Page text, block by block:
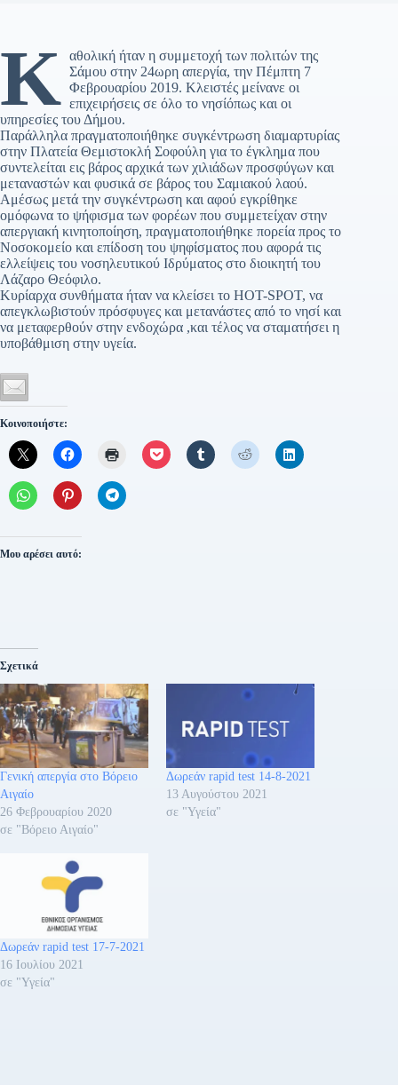
Κ αθολική ήταν η συμμετοχή των πολιτών της
Σάμου στην 24ωρη απεργία, την Πέμπτη 7
Φεβρουαρίου 2019. Κλειστές μείνανε οι
επιχειρήσεις σε όλο το νησίόπως και οι
υπηρεσίες του Δήμου.
Παράλληλα πραγματοποιήθηκε συγκέντρωση διαμαρτυρίας
στην Πλατεία Θεμιστοκλή Σοφούλη για το έγκλημα που
συντελείται εις βάρος αρχικά των χιλιάδων προσφύγων και
μεταναστών και φυσικά σε βάρος του Σαμιακού λαού.
Αμέσως μετά την συγκέντρωση και αφού εγκρίθηκε
ομόφωνα το ψήφισμα των φορέων που συμμετείχαν στην
απεργιακή κινητοποίηση, πραγματοποιήθηκε πορεία προς το
Νοσοκομείο και επίδοση του ψηφίσματος που αφορά τις
ελλείψεις του νοσηλευτικού Ιδρύματος στο διοικητή του
Λάζαρο Θεόφιλο.
Κυρίαρχα συνθήματα ήταν να κλείσει το HOT-SPOT, να
απεγκλωβιστούν πρόσφυγες και μετανάστες από το νησί και
να μεταφερθούν στην ενδοχώρα ,και τέλος να σταματήσει η
υποβάθμιση στην υγεία.
Κοινοποιήστε:
Μου αρέσει αυτό:
Σχετικά
Γενική απεργία στο Βόρειο
Αιγαίο
26 Φεβρουαρίου 2020
σε "Βόρειο Αιγαίο"
Δωρεάν rapid test 14-8-2021
13 Αυγούστου 2021
σε "Υγεία"
Δωρεάν rapid test 17-7-2021
16 Ιουλίου 2021
σε "Υγεία"